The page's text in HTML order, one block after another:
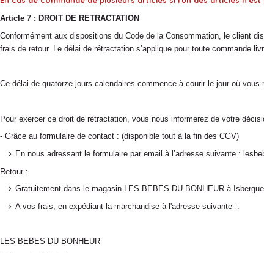
Article 7 : DROIT DE RETRACTATION
Conformément aux dispositions du Code de la Consommation, le client
frais de retour. Le délai de rétractation s’applique pour toute commande
Ce délai de quatorze jours calendaires commence à courir le jour où
Pour exercer ce droit de rétractation, vous nous informerez de votre
- Grâce au formulaire de contact : (disponible tout à la fin des CGV)
En nous adressant le formulaire par email à l’adresse suivante :
Retour :
Gratuitement dans le magasin LES BEBES DU BONHEUR à
A vos frais, en expédiant la marchandise à l'adresse suivante :
LES BEBES DU BONHEUR